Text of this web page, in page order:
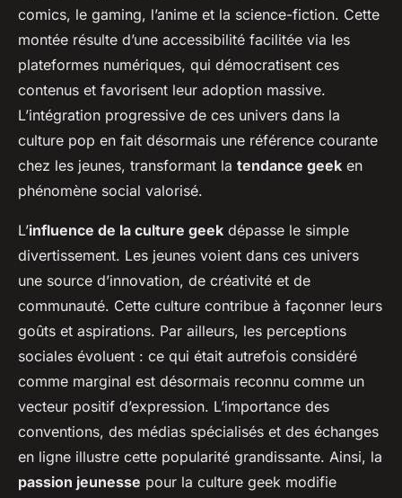
comics, le gaming, l’anime et la science-fiction. Cette
montée résulte d’une accessibilité facilitée via les
plateformes numériques, qui démocratisent ces
contenus et favorisent leur adoption massive.
L’intégration progressive de ces univers dans la
culture pop en fait désormais une référence courante
chez les jeunes, transformant la tendance geek en
phénomène social valorisé.
L’influence de la culture geek dépasse le simple
divertissement. Les jeunes voient dans ces univers
une source d’innovation, de créativité et de
communauté. Cette culture contribue à façonner leurs
goûts et aspirations. Par ailleurs, les perceptions
sociales évoluent : ce qui était autrefois considéré
comme marginal est désormais reconnu comme un
vecteur positif d’expression. L’importance des
conventions, des médias spécialisés et des échanges
en ligne illustre cette popularité grandissante. Ainsi, la
passion jeunesse pour la culture geek modifie